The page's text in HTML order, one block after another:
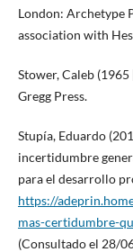
London: Archetype
association with
Stower, Caleb
Gregg Press.
Stupía, Eduardo
incertidumbre
para el desarrollo
https://
mas-certidumbre-
(Consultado el 28/